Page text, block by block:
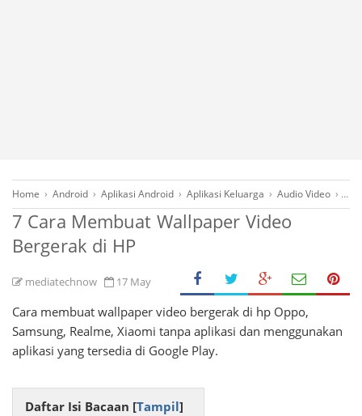
Home › Android › Aplikasi Android › Aplikasi Keluarga › Audio Video ›
7 Cara Membuat Wallpaper Video
Bergerak di HP
mediatechnow 17 May
Cara membuat wallpaper video bergerak di hp Oppo,
Samsung, Realme, Xiaomi tanpa aplikasi dan menggunakan
aplikasi yang tersedia di Google Play.
Daftar Isi Bacaan [Tampil]